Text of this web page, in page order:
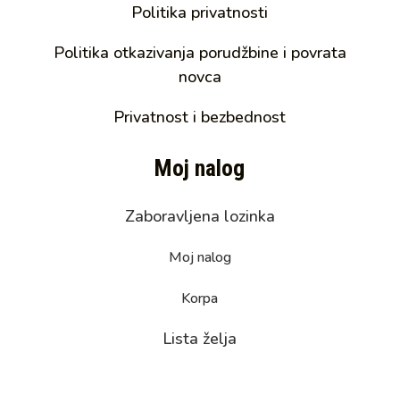
Politika privatnosti
Politika otkazivanja porudžbine i povrata
novca
Privatnost i bezbednost
Moj nalog
Zaboravljena lozinka
Moj nalog
Korpa
Lista želja